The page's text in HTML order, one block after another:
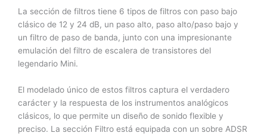
La sección de filtros tiene 6 tipos de filtros con paso bajo
clásico de 12 y 24 dB, un paso alto, paso alto/paso bajo y
un filtro de paso de banda, junto con una impresionante
emulación del filtro de escalera de transistores del
legendario Mini.
El modelado único de estos filtros captura el verdadero
carácter y la respuesta de los instrumentos analógicos
clásicos, lo que permite un diseño de sonido flexible y
preciso. La sección Filtro está equipada con un sobre ADSR